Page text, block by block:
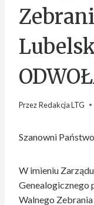
PrzezRedakcja LTG
Szanowni
W imieniu
Genealogicznego
Walnego